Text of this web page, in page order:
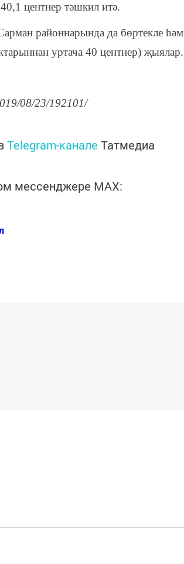
центнер тәшкил итә.
районнарында да бөртекле һәм
уртача 40 центнер) җыялар.
08/23/192101/
Telegram-канале Татмедиа
мессенджере MАХ: